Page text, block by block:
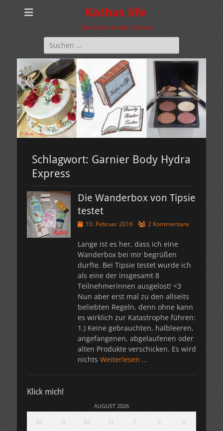
Kathas life
Das Leben in allen Farben
Suchen
nach:
Schlagwort: Garnier Body Hydra
Express
Die Wanderbox von Tipsie
testet
Veröffentlicht
10. Februar 2016 2 Kommentare
Lange ist es her, dass ich eine
Wanderbox bei mir begrüßen
durfte. Bei Tipsie testet wurde ich
als eine der insgesamt 8
Teilnehmerinnen ausgelost! <3
Nun aber erst mal zu den allseits
beliebten Regeln, denn ohne kann
es wirklich zur Katastrophe führen:
1.) Keine gebrauchten, halbleeren,
angefangenen, abgelaufenen oder
alten Produkte verschicken. Es wird
nichts Weiterlesen …
Klick mich!
AUGUST 2026